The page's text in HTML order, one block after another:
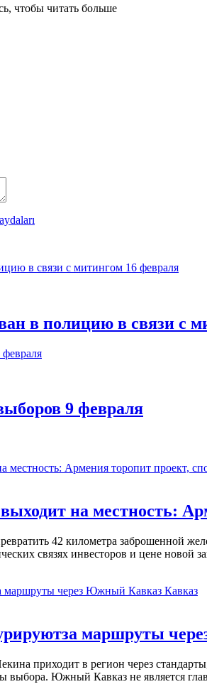
чтобы читать больше
в полицию в связи с
9 февраля
на местность:
42 километра заброшенной
связях инвесторов и цене новой
Кавказ
маршруты
приходит в регион через
выбора. Южный Кавказ не является